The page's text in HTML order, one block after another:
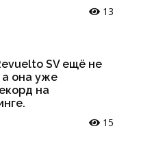
13
SV ещё не
а она уже
на
15